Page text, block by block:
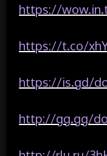
https://
https://t.co/
https://is.gd/
http://gg.gg/